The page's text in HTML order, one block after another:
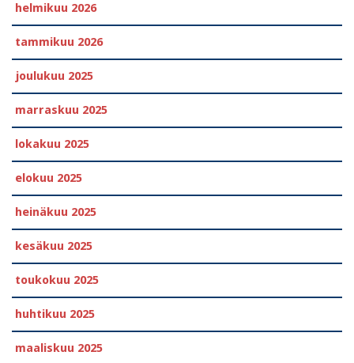
helmikuu 2026
tammikuu 2026
joulukuu 2025
marraskuu 2025
lokakuu 2025
elokuu 2025
heinäkuu 2025
kesäkuu 2025
toukokuu 2025
huhtikuu 2025
maaliskuu 2025